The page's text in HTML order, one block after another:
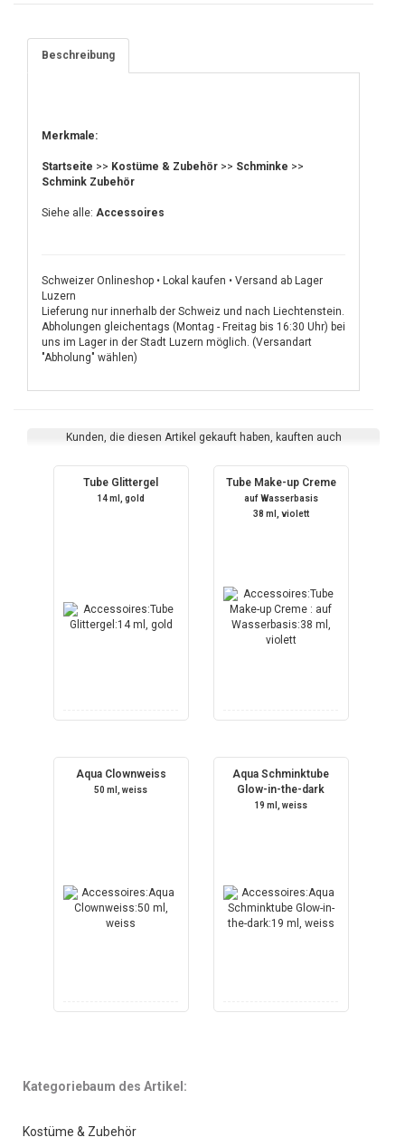
Beschreibung
Merkmale:
Startseite >> Kostüme & Zubehör >> Schminke >>
Schmink Zubehör
Siehe alle: Accessoires
Schweizer Onlineshop • Lokal kaufen • Versand ab Lager
Luzern
Lieferung nur innerhalb der Schweiz und nach Liechtenstein.
Abholungen gleichentags (Montag - Freitag bis 16:30 Uhr) bei
uns im Lager in der Stadt Luzern möglich. (Versandart
"Abholung" wählen)
Kunden, die diesen Artikel gekauft haben, kauften auch
Tube Glittergel
14 ml, gold
Tube Make-up Creme
auf Wasserbasis
38 ml, violett
Aqua Clownweiss
50 ml, weiss
Aqua Schminktube
Glow-in-the-dark
19 ml, weiss
Kategoriebaum des Artikel:
Kostüme & Zubehör